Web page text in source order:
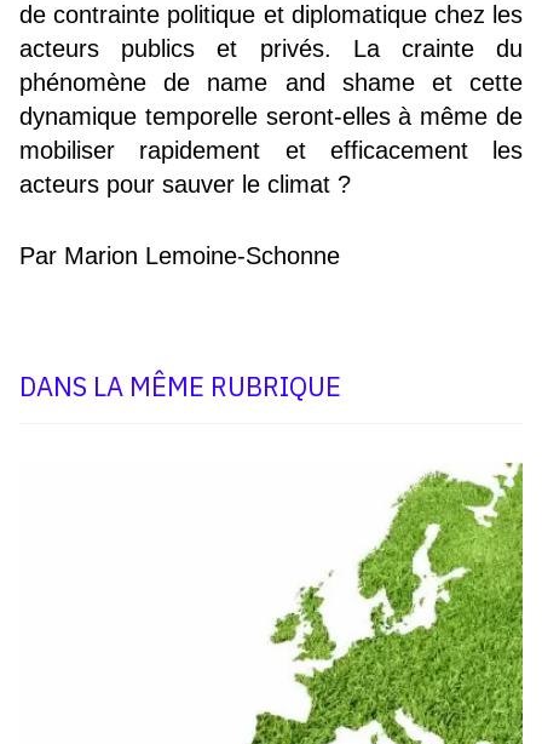
de contrainte politique et diplomatique chez les
acteurs publics et privés. La crainte du
phénomène de name and shame et cette
dynamique temporelle seront-elles à même de
mobiliser rapidement et efficacement les
acteurs pour sauver le climat ?
Par Marion Lemoine-Schonne
DANS LA MÊME RUBRIQUE